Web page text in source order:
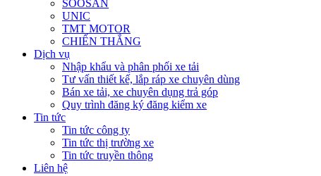
SOOSAN
UNIC
TMT MOTOR
CHIẾN THẮNG
Dịch vụ
Nhập khẩu và phân phối xe tải
Tư vấn thiết kế, lắp ráp xe chuyên dùng
Bán xe tải, xe chuyên dụng trả góp
Quy trình đăng ký đăng kiểm xe
Tin tức
Tin tức công ty
Tin tức thị trường xe
Tin tức truyền thông
Liên hệ